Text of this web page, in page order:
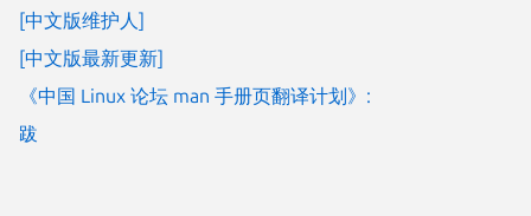
[中文版维护人]
[中文版最新更新]
《中国 Linux 论坛 man 手册页翻译计划》:
跋